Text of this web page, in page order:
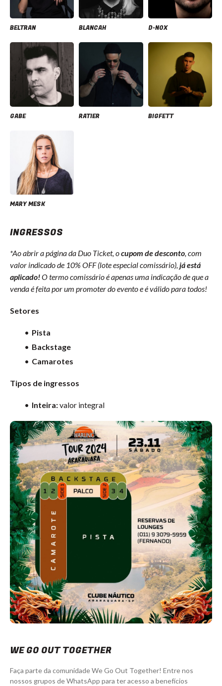
BELTRAN BLANCAH D-NOX
GABE RATIER BIGFETT
MARY MESK
INGRESSOS
*Ao abrir a página da Duo Ticket, ocupom de desconto, com
valor indicado de 10% OFF (lote especial comissário),já está
aplicado!O termo comissário é apenas uma indicação de que a
venda é feita por um promoter do evento e é válido para todos!
Setores
Pista
Backstage
Camarotes
Tipos de ingressos
Inteira:valor integral
WE GO OUT TOGETHER
Faça parte da comunidade We Go Out Together! Entre nos
nossos grupos de WhatsApp para ter acesso a benefícios